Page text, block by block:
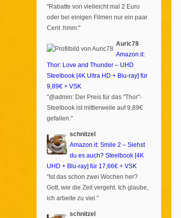
"Rabatte von vielleicht mal 2 Euro
oder bei einigen Filmen nur ein paar
Cent :hmm:"
Auric78
Amazon.it:
Thor: Love and Thunder – UHD
Steelbook [4K Ultra HD + Blu-ray] für
9,89€ + VSK
"@admin: Der Preis für das "Thor"-
Steelbook ist mittlerweile auf 9,89€
gefallen."
schnitzel
Amazon.it: Smile 2 – Siehst
du es auch? Steelbook [4K
UHD + Blu-ray] für 17,66€ + VSK
"Ist das schon zwei Wochen her?
Gott, wie die Zeit vergeht. Ich glaube,
ich arbeite zu viel."
schnitzel